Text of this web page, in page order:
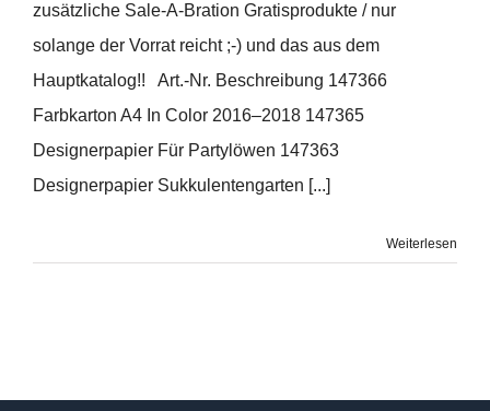
zusätzliche Sale-A-Bration Gratisprodukte / nur
solange der Vorrat reicht ;-) und das aus dem
Hauptkatalog!! Art.-Nr. Beschreibung 147366
Farbkarton A4 In Color 2016–2018 147365
Designerpapier Für Partylöwen 147363
Designerpapier Sukkulentengarten [...]
Weiterlesen